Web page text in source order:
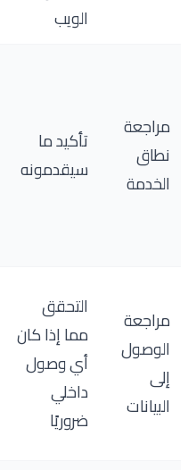
الويب
مراجعة
نطاق
الخدمة
تأكيد ما
سيقدمونه
مراجعة
الوصول
إلى
البيانات
التحقق
مما إذا كان
أي وصول
داخلي
ضروريًا